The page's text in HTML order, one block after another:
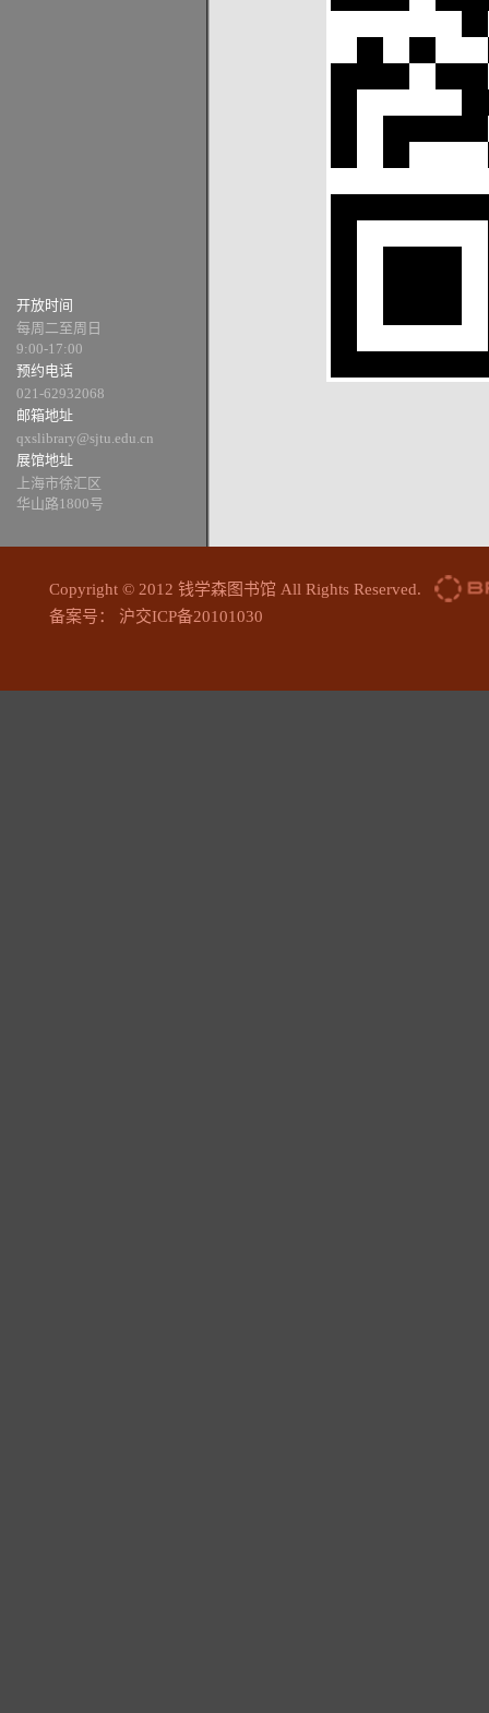
开放时间
每周二至周日
9:00-17:00
预约电话
021-62932068
邮箱地址
qxslibrary@sjtu.edu.cn
展馆地址
上海市徐汇区
华山路1800号
Copyright © 2012 钱学森图书馆 All Rights Reserved.
备案号： 沪交ICP备20101030